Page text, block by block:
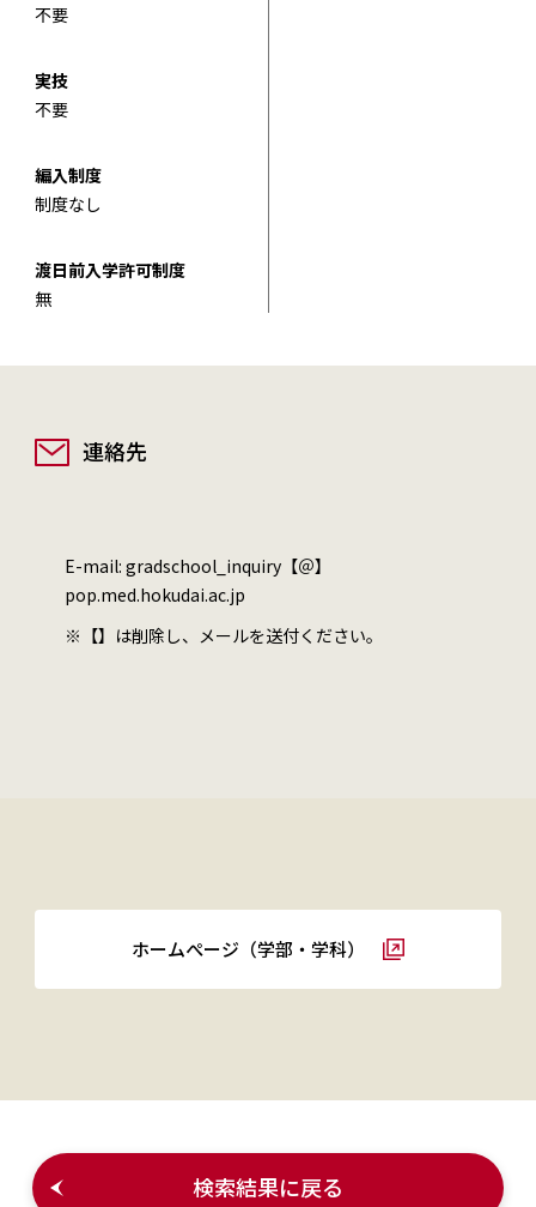
不要
実技
不要
編入制度
制度なし
渡日前入学許可制度
無
連絡先
E-mail: gradschool_inquiry【＠】
pop.med.hokudai.ac.jp
※【】は削除し、メールを送付ください。
ホームぺージ（学部・学科）
検索結果に戻る